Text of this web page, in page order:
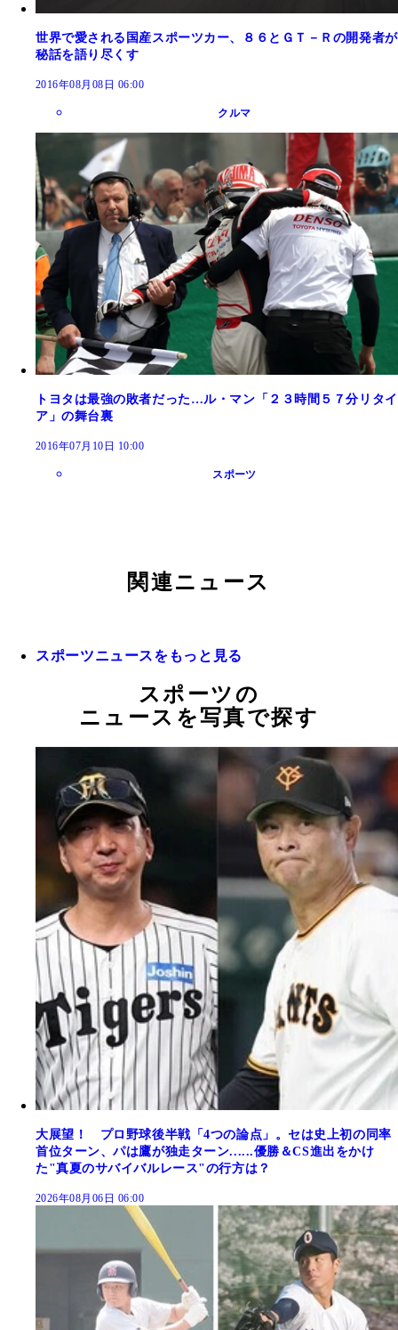
世界で愛される国産スポーツカー、８６とＧＴ－Ｒの開発者が
秘話を語り尽くす
2016年08月08日 06:00
クルマ
トヨタは最強の敗者だった…ル・マン「２３時間５７分リタイ
ア」の舞台裏
2016年07月10日 10:00
スポーツ
関連ニュース
スポーツニュースをもっと見る
スポーツの
ニュースを写真で探す
大展望！ プロ野球後半戦「4つの論点」。セは史上初の同率
首位ターン、パは鷹が独走ターン......優勝＆CS進出をかけ
た"真夏のサバイバルレース"の行方は？
2026年08月06日 06:00